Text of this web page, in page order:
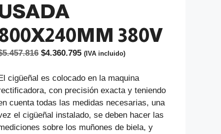
380V
5.457.816 El
original
era:
$5.457.816.
$4.360.795El
actual
es:
$4.360.795.
(IVA incluido)
cigüeñal es colocado en la maquina
con precisión exacta y teniendo
cuenta todas las medidas necesarias, una
el cigüeñal instalado, se deben hacer las
sobre los muñones de biela, y